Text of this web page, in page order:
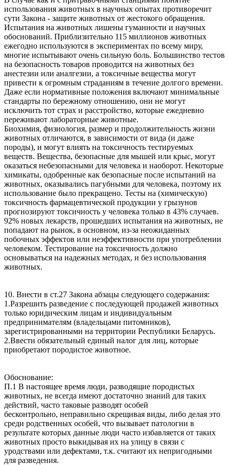
использования животных в научных опытах противоречит
сути Закона - защите животных от жестокого обращения.
Испытания на животных лишены гуманности и научных
обоснований. Приблизительно 115 миллионов животных
ежегодно используются в экспериментах по всему миру,
многие испытывают очень сильную боль. Большинство тестов
на безопасность товаров проводится на животных без
анестезии или аналгезии, а токсичные вещества могут
привести к огромным страданиям в течение долгого времени.
Даже если нормативные положения включают минимальные
стандарты по бережному отношению, они не могут
исключить тот страх и расстройство, которые ежедневно
переживают лабораторные животные.
Биохимия, физиология, размер и продолжительность жизни
животных отличаются, в зависимости от вида (и даже
породы), и могут влиять на токсичность тестируемых
веществ. Вещества, безопасные для мышей или крыс, могут
оказаться небезопасными для человека и наоборот. Некоторые
химикаты, одобренные как безопасные после испытаний на
животных, оказывались пагубными для человека, поэтому их
использование было прекращено. Тесты на (химическую)
токсичность фармацевтической продукции у грызунов
прогнозируют токсичность у человека только в 43% случаев.
92% новых лекарств, прошедших испытания на животных, не
попадают на рынок, в основном, из-за неожиданных
побочных эффектов или неэффективности при употреблении
человеком. Тестирование на токсичность должно
основываться на надежных методах, и без использования
животных.
10. Внести в ст.27 Закона абзацы следующего содержания:
1.Разрешить разведение с последующей продажей животных
только юридическим лицам и индивидуальным
предпринимателям (владельцами питомников),
зарегистрированными на территории Республики Беларусь.
2.Ввести обязательный единый налог для лиц, которые
приобретают породистое животное.
Обоснование:
П.1 В настоящее время люди, разводящие породистых
животных, не всегда имеют достаточно знаний для таких
действий, часто таковые разводят особей
бесконтрольно, неправильно скрещивая виды, либо делая это
среди родственных особей, что вызывает патологии в
результате которых данные люди часто избавляется от таких
животных просто выкидывая их на улицу в связи с
уродствами или дефектами, т.к. считают их непригодными
для разведения.